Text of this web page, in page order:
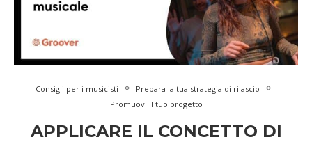
Consigli per i musicisti
Prepara la tua strategia di rilascio
Promuovi il tuo progetto
APPLICARE IL CONCETTO DI